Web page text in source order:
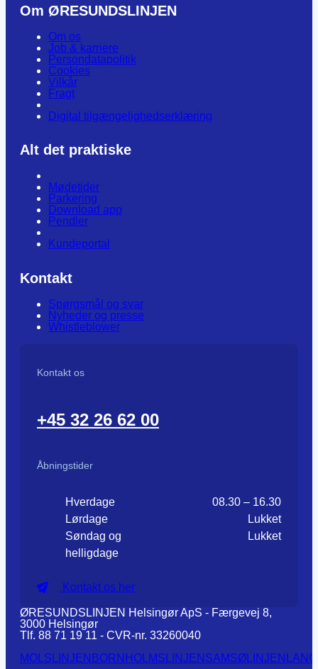
Om ØRESUNDSLINJEN
Om os
Job & karriere
Persondatapolitik
Cookies
Vilkår
Fragt
Digital tilgængelighedserklæring
Alt det praktiske
Mødetider
Parkering
Download app
Pendler
Kundeportal
Kontakt
Spørgsmål og svar
Nyheder og presse
Whistleblower
Kontakt os
+45 32 26 62 00
Åbningstider
Hverdage
08.30 – 16.30
Lørdage
Lukket
Søndag og
helligdage
Lukket
Kontakt os her
ØRESUNDSLINJEN Helsingør ApS - Færgevej 8,
3000 Helsingør
Tlf. 88 71 19 11 - CVR-nr. 33260040
MOLSLINJEN BORNHOLMSLINJEN SAMSØLINJEN